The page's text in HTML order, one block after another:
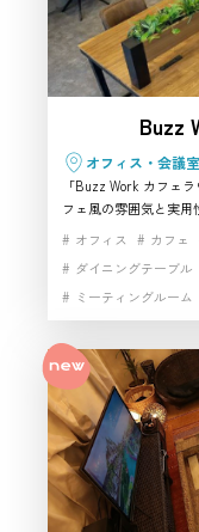
Buzz
オフィス・会議室
「Buzz Work カフェ
フェ風の雰囲気と実用
ス、ミーティングルー
ュー、配信にも対応
め、北区で使い勝手の
の高い撮影スタジオを
オフィス カフェ
ダイニングテーブル
ミーティングルーム